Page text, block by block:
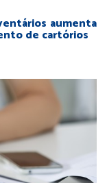
aumenta
de cartórios